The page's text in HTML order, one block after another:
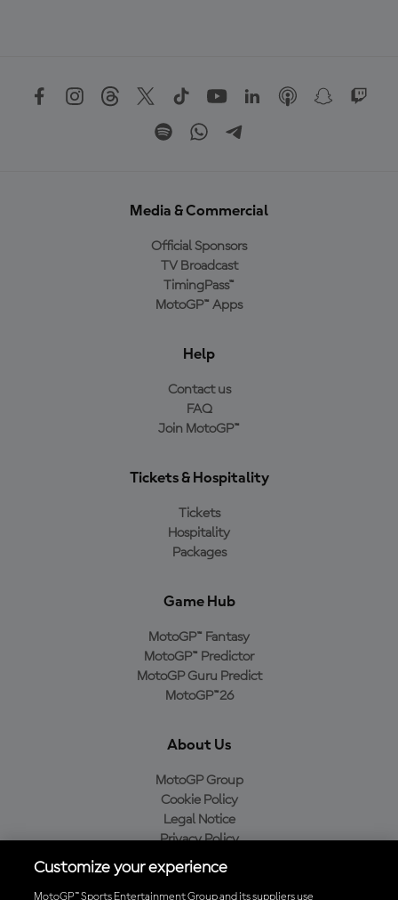
Media & Commercial
Official Sponsors
TV Broadcast
TimingPass™
MotoGP™ Apps
Help
Contact us
FAQ
Join MotoGP™
Tickets & Hospitality
Tickets
Hospitality
Packages
Game Hub
MotoGP™ Fantasy
MotoGP™ Predictor
MotoGP Guru Predict
MotoGP™26
About Us
MotoGP Group
Cookie Policy
Legal Notice
Privacy Policy
Purchase Policy
Customize your experience
MotoGP™ Sports Entertainment Group and its suppliers use